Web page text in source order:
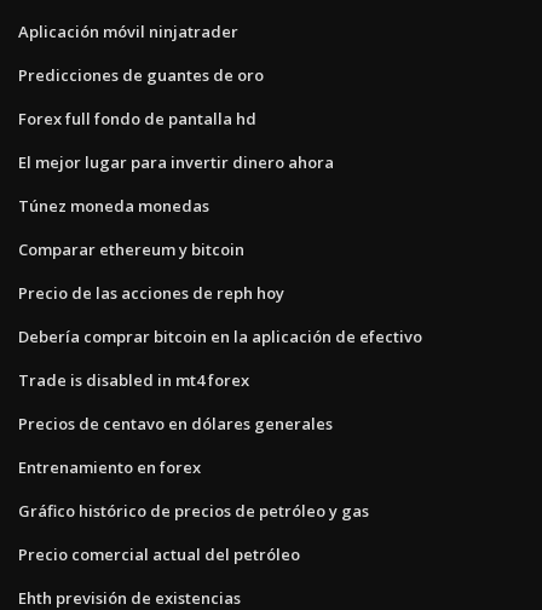
Aplicación móvil ninjatrader
Predicciones de guantes de oro
Forex full fondo de pantalla hd
El mejor lugar para invertir dinero ahora
Túnez moneda monedas
Comparar ethereum y bitcoin
Precio de las acciones de reph hoy
Debería comprar bitcoin en la aplicación de efectivo
Trade is disabled in mt4 forex
Precios de centavo en dólares generales
Entrenamiento en forex
Gráfico histórico de precios de petróleo y gas
Precio comercial actual del petróleo
Ehth previsión de existencias